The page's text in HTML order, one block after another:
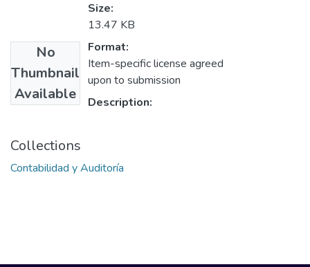
No
Thumbnail
Available
Size:
13.47 KB
Format:
Item-specific license agreed
upon to submission
Description:
Collections
Contabilidad y Auditoría